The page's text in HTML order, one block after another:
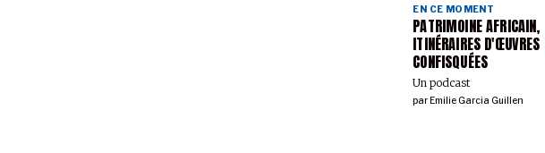
PATRIMOINE AFRICAIN,
ITINÉRAIRES D'ŒUVRES
CONFISQUÉES
Un podcast
EN CE MOMENT
par Emilie Garcia Guillen